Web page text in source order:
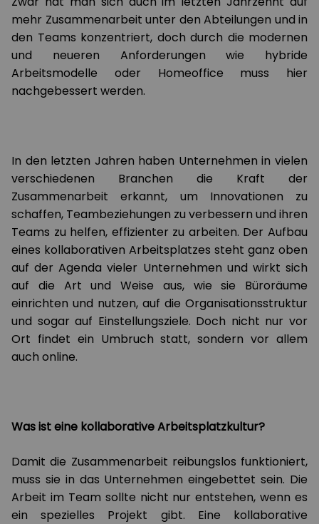
mehr Zusammenarbeit unter den Abteilungen und in
den Teams konzentriert, doch durch die modernen
und neueren Anforderungen wie hybride
Arbeitsmodelle oder Homeoffice muss hier
nachgebessert werden.
In den letzten Jahren haben Unternehmen in vielen
verschiedenen Branchen die Kraft der
Zusammenarbeit erkannt, um Innovationen zu
schaffen, Teambeziehungen zu verbessern und ihren
Teams zu helfen, effizienter zu arbeiten. Der Aufbau
eines kollaborativen Arbeitsplatzes steht ganz oben
auf der Agenda vieler Unternehmen und wirkt sich
auf die Art und Weise aus, wie sie Büroräume
einrichten und nutzen, auf die Organisationsstruktur
und sogar auf Einstellungsziele. Doch nicht nur vor
Ort findet ein Umbruch statt, sondern vor allem
auch online.
Was ist eine kollaborative Arbeitsplatzkultur?
Damit die Zusammenarbeit reibungslos funktioniert,
muss sie in das Unternehmen eingebettet sein. Die
Arbeit im Team sollte nicht nur entstehen, wenn es
ein spezielles Projekt gibt. Eine kollaborative